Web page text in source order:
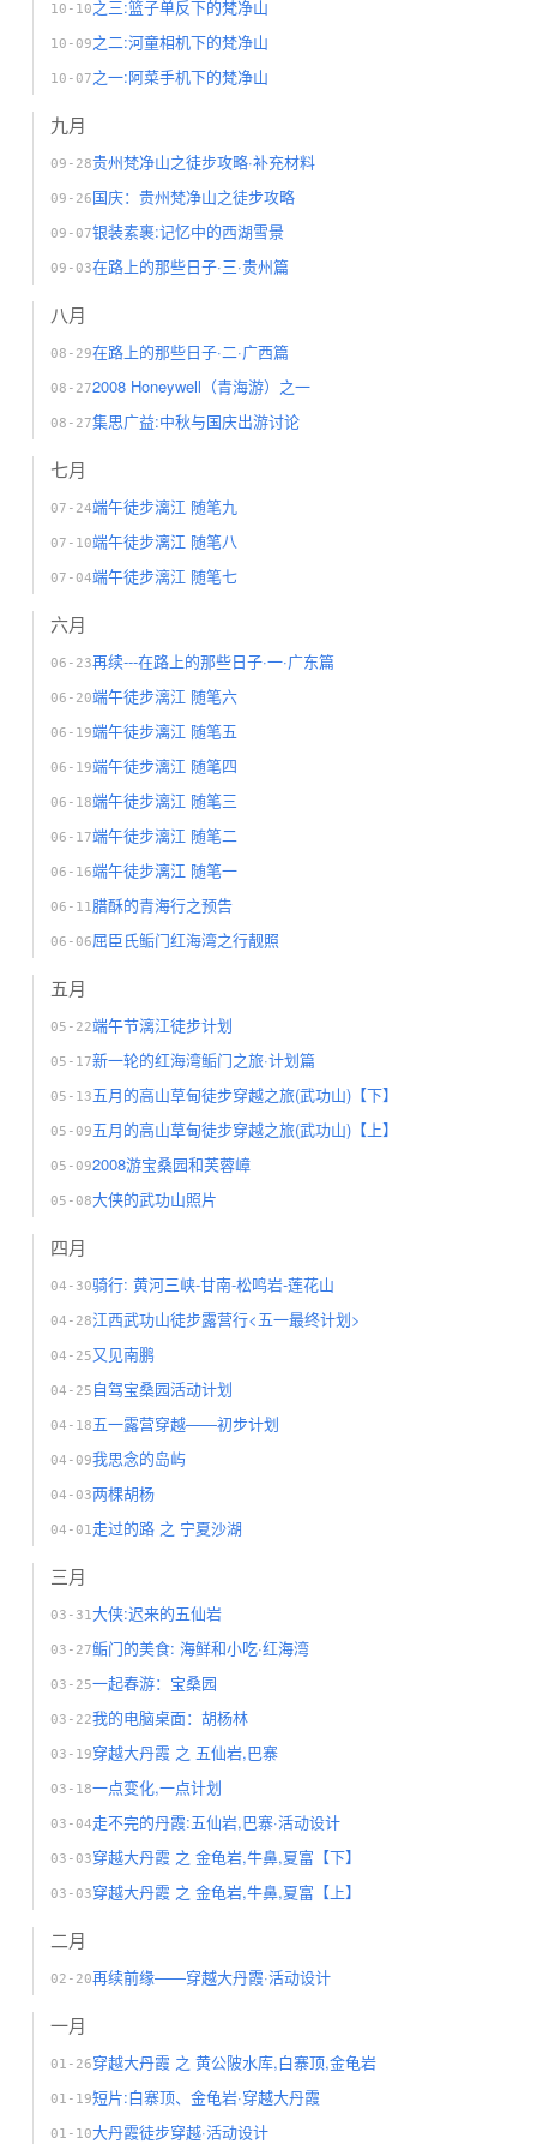
10-10之三:篮子单反下的梵净山
10-09之二:河童相机下的梵净山
10-07之一:阿菜手机下的梵净山
九月
09-28贵州梵净山之徒步攻略·补充材料
09-26国庆：贵州梵净山之徒步攻略
09-07银装素裹:记忆中的西湖雪景
09-03在路上的那些日子·三·贵州篇
八月
08-29在路上的那些日子·二·广西篇
08-272008 Honeywell（青海游）之一
08-27集思广益:中秋与国庆出游讨论
七月
07-24端午徒步漓江 随笔九
07-10端午徒步漓江 随笔八
07-04端午徒步漓江 随笔七
六月
06-23再续---在路上的那些日子·一·广东篇
06-20端午徒步漓江 随笔六
06-19端午徒步漓江 随笔五
06-19端午徒步漓江 随笔四
06-18端午徒步漓江 随笔三
06-17端午徒步漓江 随笔二
06-16端午徒步漓江 随笔一
06-11 腊酥的青海行之预告
06-06屈臣氏鲘门红海湾之行靓照
五月
05-22端午节漓江徒步计划
05-17新一轮的红海湾鲘门之旅·计划篇
05-13五月的高山草甸徒步穿越之旅(武功山)【下】
05-09五月的高山草甸徒步穿越之旅(武功山)【上】
05-092008游宝桑园和芙蓉嶂
05-08大侠的武功山照片
四月
04-30骑行: 黄河三峡-甘南-松鸣岩-莲花山
04-28江西武功山徒步露营行<五一最终计划>
04-25又见南鹏
04-25 自驾宝桑园活动计划
04-18五一露营穿越——初步计划
04-09我思念的岛屿
04-03两棵胡杨
04-01 走过的路 之 宁夏沙湖
三月
03-31 大侠:迟来的五仙岩
03-27鲘门的美食: 海鲜和小吃·红海湾
03-25一起春游：宝桑园
03-22我的电脑桌面：胡杨林
03-19穿越大丹霞 之 五仙岩,巴寨
03-18一点变化,一点计划
03-04走不完的丹霞:五仙岩,巴寨·活动设计
03-03穿越大丹霞 之 金龟岩,牛鼻,夏富【下】
03-03穿越大丹霞 之 金龟岩,牛鼻,夏富【上】
二月
02-20再续前缘——穿越大丹霞·活动设计
一月
01-26穿越大丹霞 之 黄公陂水库,白寨顶,金龟岩
01-19短片:白寨顶、金龟岩·穿越大丹霞
01-10大丹霞徒步穿越·活动设计